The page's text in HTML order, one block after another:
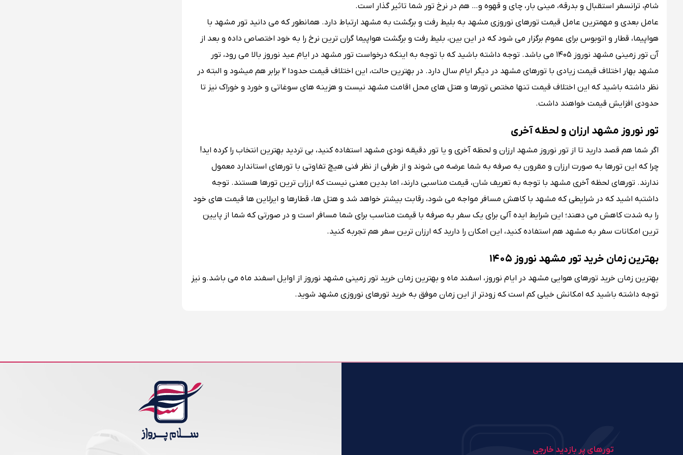
شام، ترانسفر استقبال و بدرقه، مینی بار، چای و قهوه و… هم در نرخ تور شما تاثیر گذار است.
عامل بعدی و مهمترین عامل قیمت تورهای نوروزی مشهد به بلیط رفت و برگشت به مشهد ارتباط دارد. همانطور که می ‌دانید تور مشهد با
هواپیما، قطار و اتوبوس برای عموم برگزار می‌ شود که در این بین، بلیط رفت و برگشت هواپیما گران ‌ترین نرخ را به خود اختصاص داده و بعد از
آن تور زمینی مشهد نوروز ۱۴۰۵ می باشد. توجه داشته باشید که با توجه به اینکه درخواست تور مشهد در ایام عید نوروز بالا می رود، تور
مشهد بهار اختلاف قیمت زیادی با تورهای مشهد در دیگر ایام سال دارد. در بهترین حالت، این اختلاف قیمت حدودا 2 برابر هم میشود و البته در
نظر داشته باشید که این اختلاف قیمت تنها مختص تورها و هتل ‌های محل اقامت مشهد نیست و هزینه‌ های سوغاتی و خورد و خوراک نیز تا
حدودی افزایش قیمت خواهند داشت.
تور نوروز مشهد ارزان و لحظه آخری
اگر شما هم قصد دارید تا از تور نوروز مشهد ارزان و لحظه آخری و یا تور دقیقه نودی مشهد استفاده کنید، بی تردید بهترین انتخاب را کرده اید!
چرا که این تورها به صورت ارزان و مقرون به صرفه به شما عرضه می شوند و از طرفی از نظر فنی هیچ تفاوتی با تورهای استاندارد معمول
ندارند. تورهای لحظه آخری مشهد با توجه به تعریف ‌شان، قیمت مناسبی دارند، اما بدین معنی نیست که ارزان ‌ترین تورها هستند. توجه
داشتبه اشید که در شرایطی که مشهد با کاهش مسافر مواجه می‌ شود، رقابت بیشتر خواهد شد و هتل ‌ها، قطارها و ایرلاین ها قیمت‌ های خود
را به شدت کاهش می‌ دهند؛ این شرایط ایده آلی برای یک سفر به صرفه با قیمت مناسب برای شما مسافر است و در صورتی که شما از پایین
‌ترین امکانات سفر به مشهد هم استفاده کنید، این امکان را دارید که ارزان ‌ترین سفر هم تجربه کنید.
بهترین زمان خرید تور مشهد نوروز ۱۴۰۵
بهترین زمان خرید تورهای هوایی مشهد در ایام نوروز، اسفند ماه و بهترین زمان خرید تور زمینی مشهد نوروز از اوایل اسفند ماه می ‌باشد.و نیز
توجه داشته باشید که امکانش خیلی کم است که زودتر از این زمان موفق به خرید تورهای نوروزی مشهد شوید.
تورهای پر بازدید خارجی